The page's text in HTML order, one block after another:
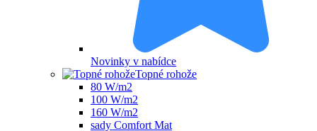
Novinky v nabídce
Topné rohože
80 W/m2
100 W/m2
160 W/m2
sady Comfort Mat